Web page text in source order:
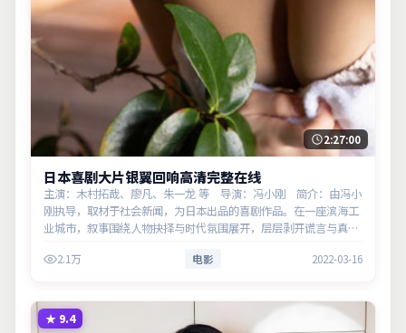
2:27:00
日本喜剧大片银翼回响高清完整在线
主演：木村拓哉、廖凡、朱一龙 等 导演：冯小刚 简介：由冯小
刚执导，取材于社会新闻，为日本出品的喜剧作品。在一座滨海工
业城市，叙事围绕人物抉择与时代氛围展开，层层剥开谎言与真
2.1万 电影 2022-03-16
★ 9.4